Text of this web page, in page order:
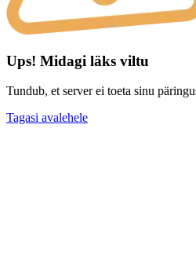
Ups! Midagi läks viltu
Tundub, et server ei toeta sinu
Tagasi avalehele